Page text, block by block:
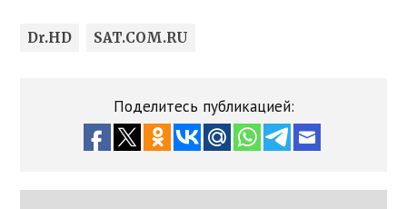
Dr.HD SAT.COM.RU
Поделитесь публикацией: